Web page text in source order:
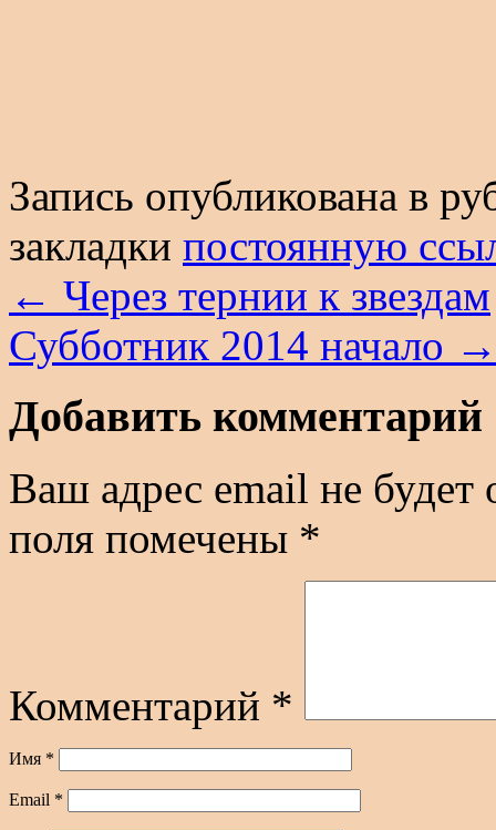
Запись опубликована в
закладки постоянную
← Через тернии к звездам
Субботник 2014 начало
Добавить комментарий
Ваш адрес email не будет
поля помечены *
Комментарий *
Имя *
Email *